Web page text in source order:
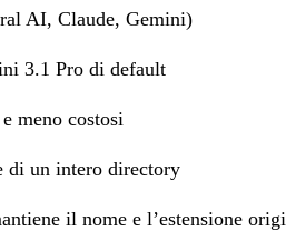
AI, Claude, Gemini)
3.1 Pro di default
meno costosi
di un intero directory
il nome e l’estensione